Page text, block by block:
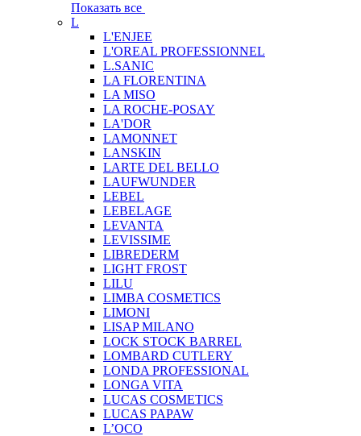
Показать все
L
L'ENJEE
L'OREAL PROFESSIONNEL
L.SANIC
LA FLORENTINA
LA MISO
LA ROCHE-POSAY
LA'DOR
LAMONNET
LANSKIN
LARTE DEL BELLO
LAUFWUNDER
LEBEL
LEBELAGE
LEVANTA
LEVISSIME
LIBREDERM
LIGHT FROST
LILU
LIMBA COSMETICS
LIMONI
LISAP MILANO
LOCK STOCK BARREL
LOMBARD CUTLERY
LONDA PROFESSIONAL
LONGA VITA
LUCAS COSMETICS
LUCAS PAPAW
L’OCO